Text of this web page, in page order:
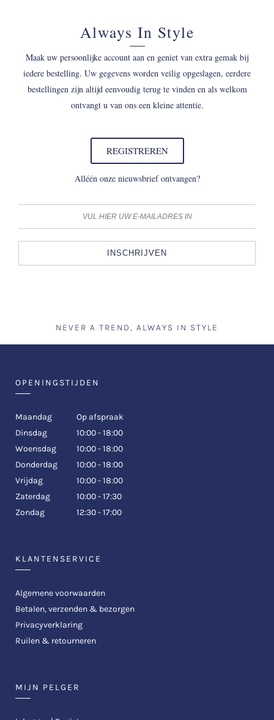
Always In Style
Maak uw persoonlijke account aan en geniet van extra gemak bij
iedere bestelling. Uw gegevens worden veilig opgeslagen, eerdere
bestellingen zijn altijd eenvoudig terug te vinden en als welkom
ontvangt u van ons een kleine attentie.
REGISTREREN
Alléén onze nieuwsbrief ontvangen?
INSCHRIJVEN
NEVER A TREND, ALWAYS IN STYLE
OPENINGSTIJDEN
Maandag
Op afspraak
Dinsdag
10:00 - 18:00
Woensdag
10:00 - 18:00
Donderdag
10:00 - 18:00
Vrijdag
10:00 - 18:00
Zaterdag
10:00 - 17:30
Zondag
12:30 - 17:00
KLANTENSERVICE
Algemene voorwaarden
Betalen, verzenden & bezorgen
Privacyverklaring
Ruilen & retourneren
MIJN PELGER